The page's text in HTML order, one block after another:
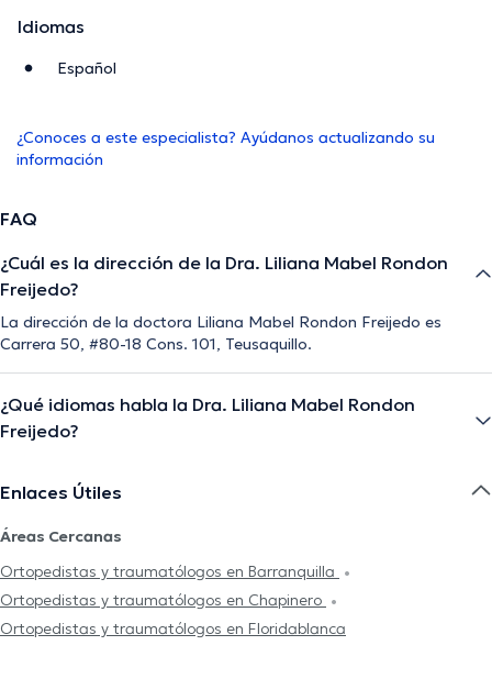
Idiomas
Español
¿Conoces a este especialista? Ayúdanos actualizando su
información
FAQ
¿Cuál es la dirección de la Dra. Liliana Mabel Rondon
Freijedo?
La dirección de la doctora Liliana Mabel Rondon Freijedo es
Carrera 50, #80-18 Cons. 101, Teusaquillo.
¿Qué idiomas habla la Dra. Liliana Mabel Rondon
Freijedo?
Enlaces Útiles
Áreas Cercanas
Ortopedistas y traumatólogos en Barranquilla
Ortopedistas y traumatólogos en Chapinero
Ortopedistas y traumatólogos en Floridablanca